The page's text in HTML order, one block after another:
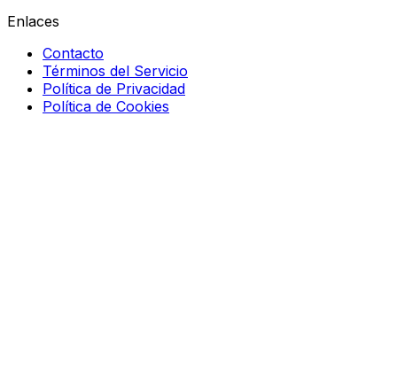
Enlaces
Contacto
Términos del Servicio
Política de Privacidad
Política de Cookies